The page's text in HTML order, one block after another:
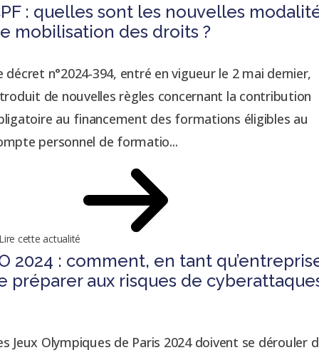
: quelles sont les nouvelles
mobilisation des droits ?
décret n°2024-394, entré en vigueur le 2 mai dernier,
de nouvelles règles concernant la contribution
au financement des formations éligibles au
personnel de formatio...
cette actualité
2024 : comment, en tant
préparer aux risques de
Jeux Olympiques de Paris 2024 doivent se dérouler